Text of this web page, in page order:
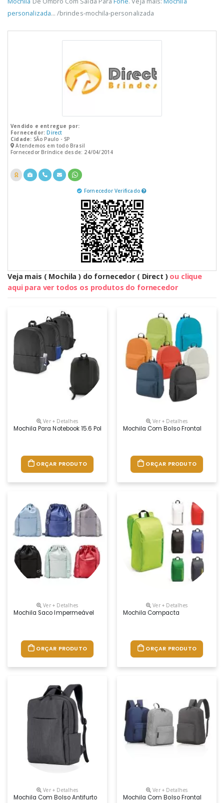
personalizada... /brindes-mochila-personalizada
Vendido e entregue por:
Fornecedor: Direct
Cidade: SÃo Paulo - SP
Atendemos em todo Brasil
Fornecedor Bríndice desde: 24/04/2014
Fornecedor Verificado
Veja mais ( Mochila ) do fornecedor ( Direct ) ou clique
aqui para ver todos os produtos do fornecedor
Ver + Detalhes
Mochila Para Notebook 15.6 Polegadas
ORÇAR PRODUTO
Ver + Detalhes
Mochila Com Bolso Frontal
ORÇAR PRODUTO
Ver + Detalhes
Mochila Saco Impermeável
ORÇAR PRODUTO
Ver + Detalhes
Mochila Compacta
ORÇAR PRODUTO
Ver + Detalhes
Mochila Com Bolso Antifurto
Ver + Detalhes
Mochila Com Bolso Frontal